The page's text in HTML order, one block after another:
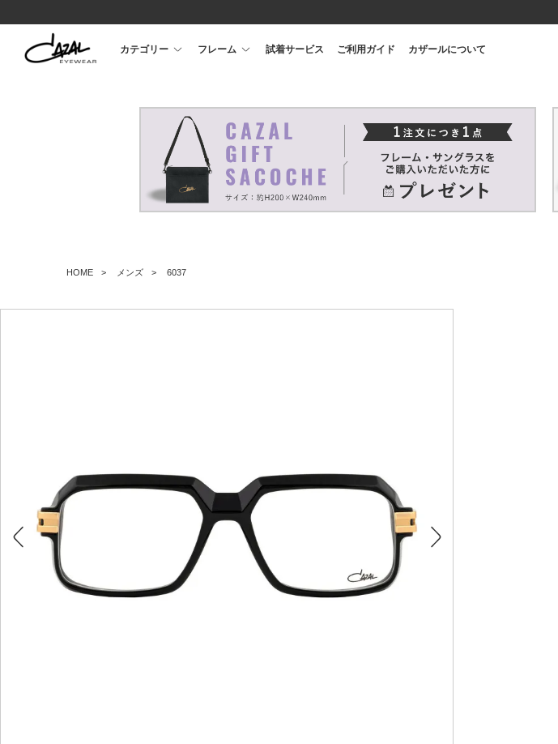
カテゴリー フレーム 試着サービス ご利用ガイド カザールについて
HOME メンズ 6037